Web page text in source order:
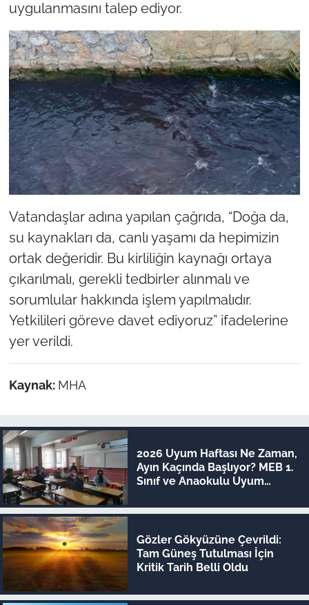
uygulanmasını talep ediyor.
Vatandaşlar adına yapılan çağrıda, “Doğa da,
su kaynakları da, canlı yaşamı da hepimizin
ortak değeridir. Bu kirliliğin kaynağı ortaya
çıkarılmalı, gerekli tedbirler alınmalı ve
sorumlular hakkında işlem yapılmalıdır.
Yetkilileri göreve davet ediyoruz” ifadelerine
yer verildi.
Kaynak: MHA
2026 Uyum Haftası Ne Zaman,
Ayın Kaçında Başlıyor? MEB 1.
Sınıf ve Anaokulu Uyum
Gözler Gökyüzüne Çevrildi:
Tam Güneş Tutulması İçin
Kritik Tarih Belli Oldu